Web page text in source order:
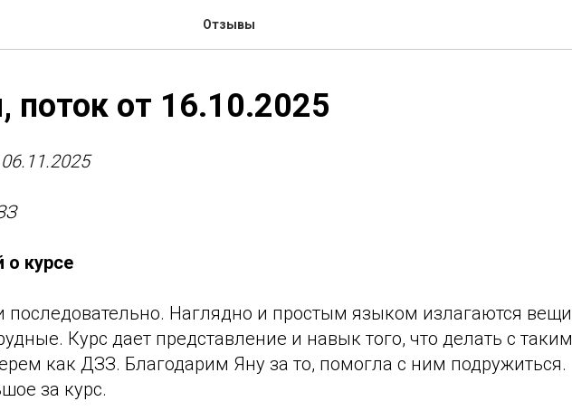
Отзывы
поток от 16.10.2025
о курсе
последовательно. Наглядно и простым языком излагаются вещи
Курс дает представление и навык того, что делать с таким
как ДЗЗ. Благодарим Яну за то, помогла с ним подружиться.
за курс.